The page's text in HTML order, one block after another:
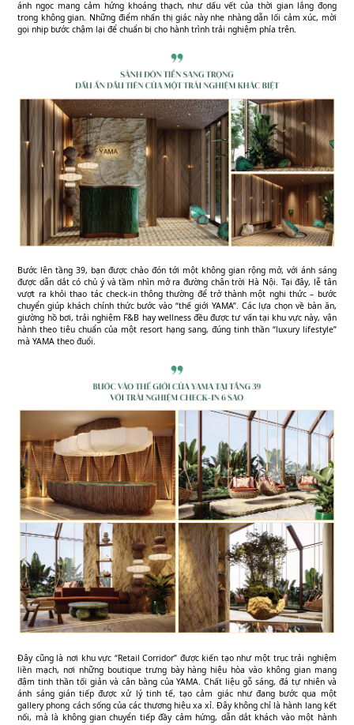
ánh ngọc mang cảm hứng khoáng thạch, như dấu vết của thời gian lắng đọng
trong không gian. Những điểm nhấn thị giác này nhẹ nhàng dẫn lối cảm xúc, mời
gọi nhịp bước chậm lại để chuẩn bị cho hành trình trải nghiệm phía trên.
Bước lên tầng 39, bạn được chào đón tới một không gian rộng mở, với ánh sáng
được dẫn dắt có chủ ý và tầm nhìn mở ra đường chân trời Hà Nội. Tại đây, lễ tân
vượt ra khỏi thao tác check-in thông thường để trở thành một nghi thức – bước
chuyển giúp khách chính thức bước vào “thế giới YAMA”. Các lựa chọn về bàn ăn,
giường hồ bơi, trải nghiệm F&B hay wellness đều được tư vấn tại khu vực này, vận
hành theo tiêu chuẩn của một resort hạng sang, đúng tinh thần “luxury lifestyle”
mà YAMA theo đuổi.
Đây cũng là nơi khu vực “Retail Corridor” được kiến tạo như một trục trải nghiệm
liền mạch, nơi những boutique trưng bày hàng hiệu hòa vào không gian mang
đậm tinh thần tối giản và cân bằng của YAMA. Chất liệu gỗ sáng, đá tự nhiên và
ánh sáng gián tiếp được xử lý tinh tế, tạo cảm giác như đang bước qua một
gallery phong cách sống của các thương hiệu xa xỉ. Đây không chỉ là hành lang kết
nối, mà là không gian chuyển tiếp đầy cảm hứng, dẫn dắt khách vào một hành